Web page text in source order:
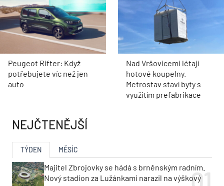
Peugeot Rifter: Když
potřebujete víc než jen
auto
Nad Vršovicemi létají
hotové koupelny.
Metrostav staví byty s
využitím prefabrikace
NEJČTENĚJŠÍ
TÝDEN MĚSÍC
Majitel Zbrojovky se hádá s brněnským radním.
Nový stadion za Lužánkami narazil na výškový